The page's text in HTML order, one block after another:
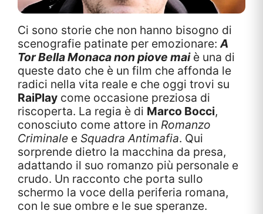
Ci sono storie che non hanno bisogno di
scenografie patinate per emozionare:A
Tor Bella Monaca non piove maiè una di
queste dato che è un film che affonda le
radici nella vita reale e che oggi trovi su
RaiPlay come occasione preziosa di
riscoperta. La regia è di Marco Bocci,
conosciuto come attore in Romanzo
Criminale e Squadra Antimafia. Qui
sorprende dietro la macchina da presa,
adattando il suo romanzo più personale e
crudo. Un racconto che porta sullo
schermo la voce della periferia romana,
con le sue ombre e le sue speranze.